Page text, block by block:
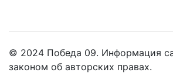
© 2024 Победа 09. Информация
законом об авторских правах.